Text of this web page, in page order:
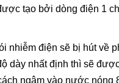
tạo bởi dòng điện 1
điện sẽ bị hút về
nhất định thì sẽ
ngâm vào nước nóng